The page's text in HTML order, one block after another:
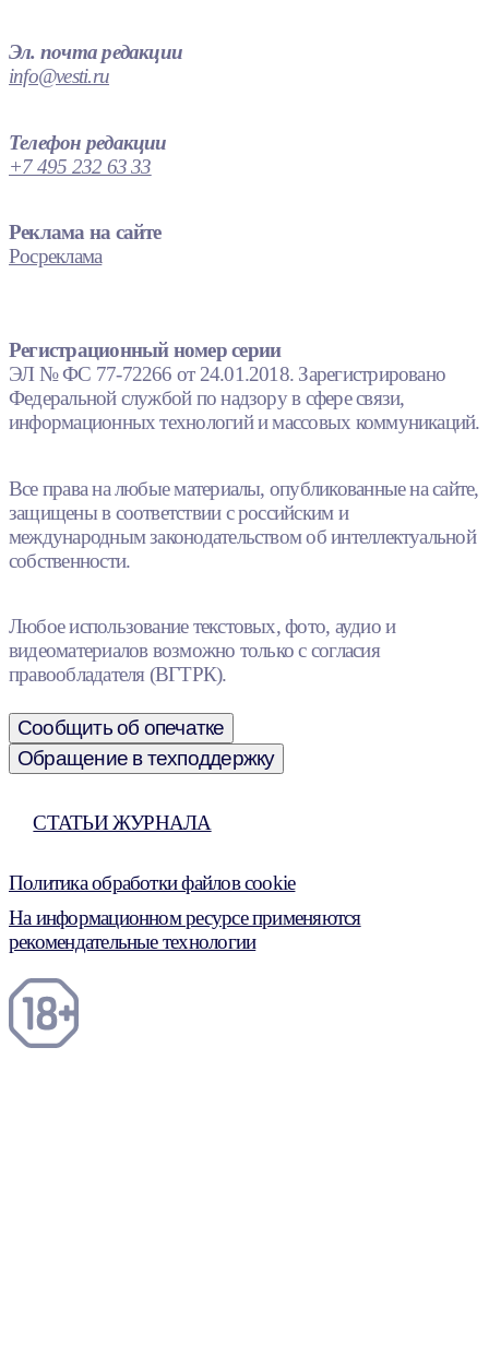
Эл. почта редакции
info@vesti.ru
Телефон редакции
+7 495 232 63 33
Реклама на сайте
Росреклама
Регистрационный номер серии
ЭЛ № ФС 77-72266 от 24.01.2018. Зарегистрировано
Федеральной службой по надзору в сфере связи,
информационных технологий и массовых коммуникаций.
Все права на любые материалы, опубликованные на сайте,
защищены в соответствии с российским и
международным законодательством об интеллектуальной
собственности.
Любое использование текстовых, фото, аудио и
видеоматериалов возможно только с согласия
правообладателя (ВГТРК).
Сообщить об опечатке
Обращение в техподдержку
СТАТЬИ ЖУРНАЛА
Политика обработки файлов cookie
На информационном ресурсе применяются
рекомендательные технологии